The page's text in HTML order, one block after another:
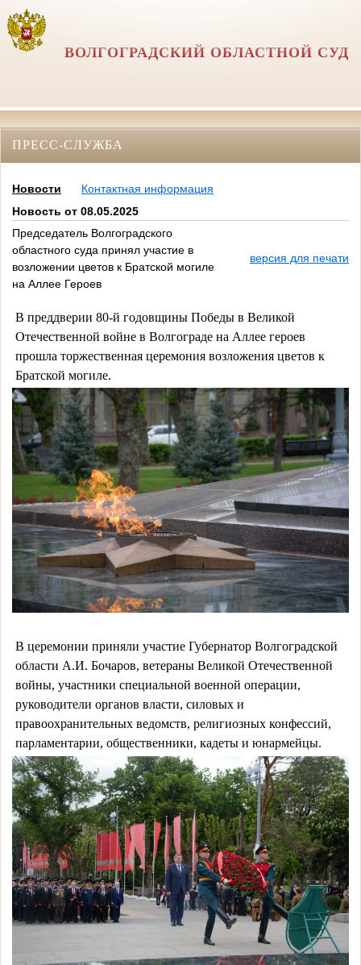
ВОЛГОГРАДСКИЙ ОБЛАСТНОЙ СУД
ПРЕСС-СЛУЖБА
Новости
Контактная информация
Новость от 08.05.2025
Председатель Волгоградского
областного суда принял участие в
возложении цветов к Братской могиле
на Аллее Героев
версия для печати
В преддверии 80-й годовщины Победы в Великой
Отечественной войне в Волгограде на Аллее героев
прошла торжественная церемония возложения цветов к
Братской могиле.
В церемонии приняли участие Губернатор Волгоградской
области А.И. Бочаров, ветераны Великой Отечественной
войны, участники специальной военной операции,
руководители органов власти, силовых и
правоохранительных ведомств, религиозных конфессий,
парламентарии, общественники, кадеты и юнармейцы.